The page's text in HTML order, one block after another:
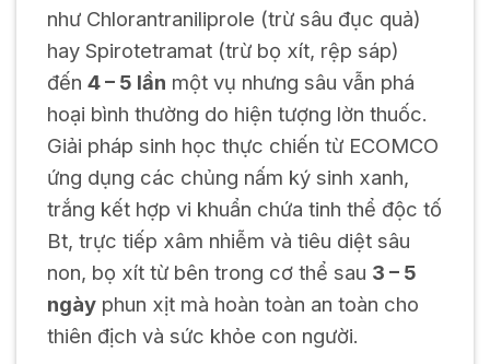
như Chlorantraniliprole (trừ sâu đục quả)
hay Spirotetramat(trừ bọ xít, rệp sáp)
đến 4 – 5 lần một vụ nhưng sâu vẫn phá
hoại bình thường do hiện tượng lờn thuốc.
Giải pháp sinh học thực chiến từ ECOMCO
ứng dụng các chủng nấm ký sinh xanh,
trắng kết hợp vi khuẩn chứa tinh thể độc tố
Bt, trực tiếp xâm nhiễm và tiêu diệt sâu
non, bọ xít từ bên trong cơ thể sau 3 – 5
ngàyphun xịt mà hoàn toàn an toàn cho
thiên địch và sức khỏe con người.